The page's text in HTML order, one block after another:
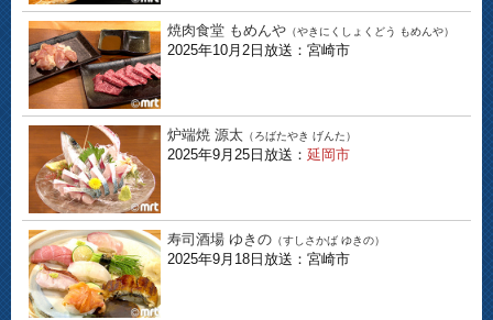
焼肉食堂 もめんや （やきにくしょくどう もめんや）
2025年10月2日放送：宮崎市
炉端焼 源太 （ろばたやき げんた）
2025年9月25日放送： 延岡市
寿司酒場 ゆきの （すしさかば ゆきの）
2025年9月18日放送：宮崎市